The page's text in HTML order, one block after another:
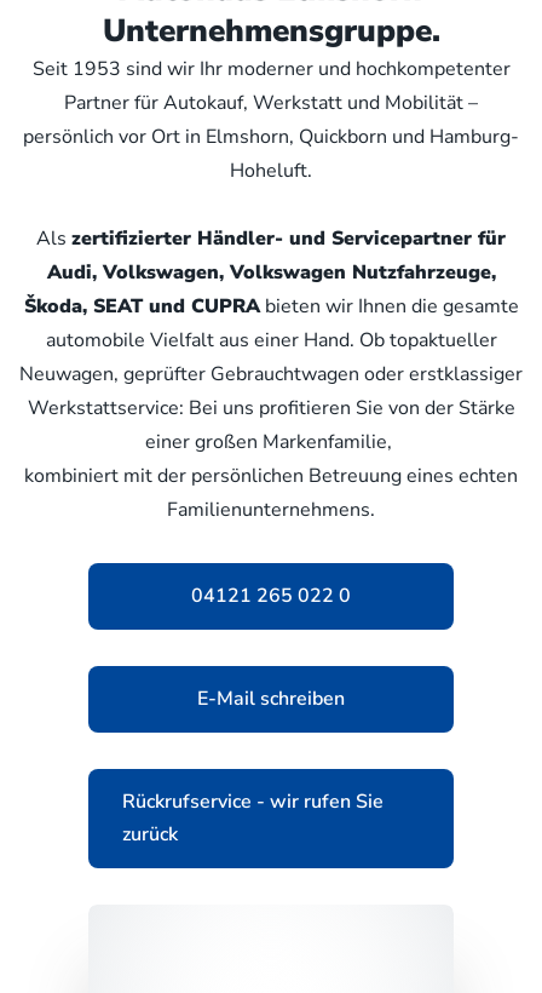
Unternehmensgruppe.
Seit 1953 sind wir Ihr moderner und hochkompetenter
Partner für Autokauf, Werkstatt und Mobilität –
persönlich vor Ort in Elmshorn, Quickborn und Hamburg-
Hoheluft.
Als zertifizierter Händler- und Servicepartner für
Audi, Volkswagen, Volkswagen Nutzfahrzeuge,
Škoda, SEAT und CUPRAbieten wir Ihnen die gesamte
automobile Vielfalt aus einer Hand. Ob topaktueller
Neuwagen, geprüfter Gebrauchtwagen oder erstklassiger
Werkstattservice: Bei uns profitieren Sie von der Stärke
einer großen Markenfamilie,
kombiniert mit der persönlichen Betreuung eines echten
Familienunternehmens.
04121 265 022 0
E-Mail schreiben
Rückrufservice - wir rufen Sie
zurück